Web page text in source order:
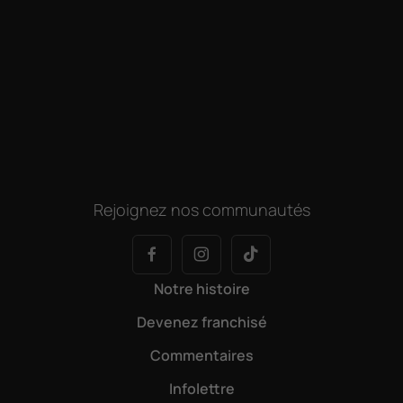
Rejoignez nos communautés
Notre histoire
Devenez franchisé
Commentaires
Infolettre